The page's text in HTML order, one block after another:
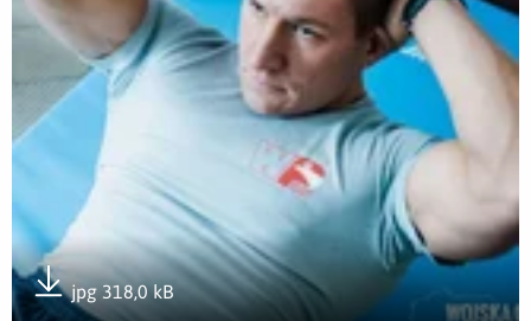
jpg 318,0 kB